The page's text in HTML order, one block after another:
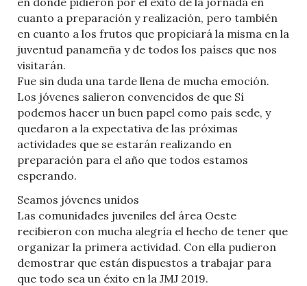
cuanto a preparación y realización, pero también
en cuanto a los frutos que propiciará la misma en la
juventud panameña y de todos los países que nos
visitarán.
Fue sin duda una tarde llena de mucha emoción.
Los jóvenes salieron convencidos de que Sí
podemos hacer un buen papel como país sede, y
quedaron a la expectativa de las próximas
actividades que se estarán realizando en
preparación para el año que todos estamos
esperando.
Seamos jóvenes unidos
Las comunidades juveniles del área Oeste
recibieron con mucha alegría el hecho de tener que
organizar la primera actividad. Con ella pudieron
demostrar que están dispuestos a trabajar para
que todo sea un éxito en la JMJ 2019.